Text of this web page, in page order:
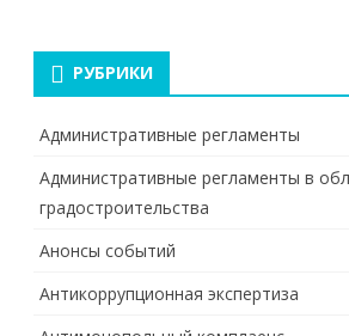
РУБРИКИ
Административные регламенты
Административные регламенты в
градостроительства
Анонсы событий
Антикоррупционная экспертиза